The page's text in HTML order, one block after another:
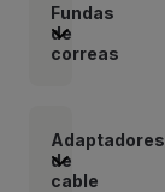
Fundas
de
correas
Adaptadores
de
cable